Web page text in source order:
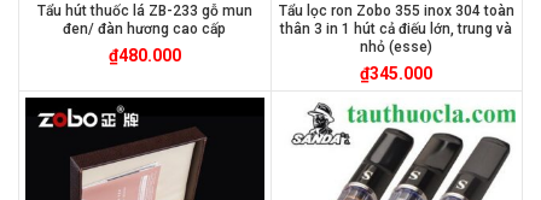
Tẩu hút thuốc lá ZB-233 gỗ mun
đen/ đàn hương cao cấp
₫480.000
Tẩu lọc ron Zobo 355 inox 304 toàn
thân 3 in 1 hút cả điếu lớn, trung và
nhỏ (esse)
₫345.000